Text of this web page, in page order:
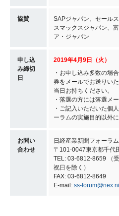
協賛
SAPジャパン、セール
スマックスジャパン、
ア・ジャパン
申し込
み締切
日
2019年4月9日（火）
・お申し込み多数の場
券をメールでお送りい
当日お持ちください。
・落選の方には落選メ
・ご記入いただいた個
ーラムの実施目的以外
お問い
合わせ
日経産業新聞フォーラ
〒101-0047東京都千代
TEL: 03-6812-8659 （
祝日を除く）
FAX: 03-6812-8649
E-mail: ss-